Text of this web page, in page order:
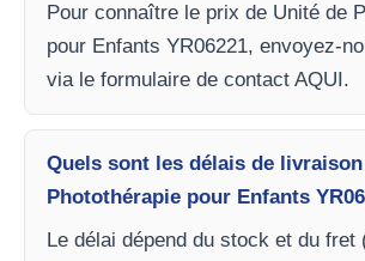
Pour connaître le prix de Unité de
pour Enfants YR06221, envoyez-
via le formulaire de contact AQUI.
Quels sont les délais de
Photothérapie pour Enfants
Le délai dépend du stock et du fret